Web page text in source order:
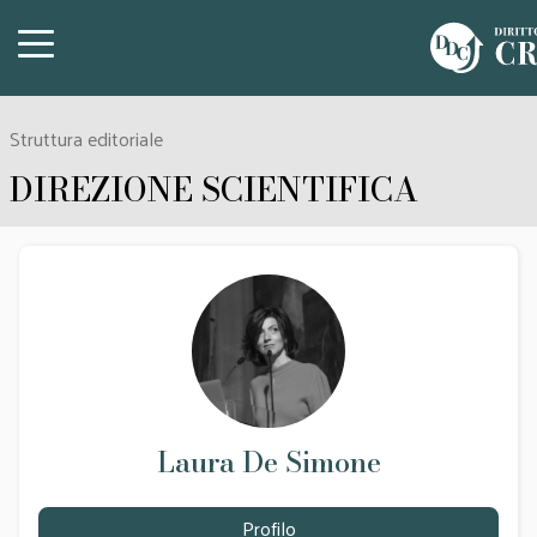
Struttura editoriale
DIREZIONE SCIENTIFICA
Laura De Simone
Profilo